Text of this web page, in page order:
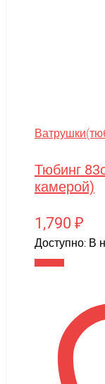
Тюбинг
камерой)
1,790 ₽
Доступно: В